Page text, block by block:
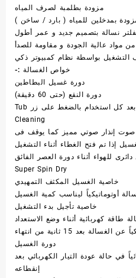
مزودة بطلمبة لصرف المياه
بمدخلين للمياه ( بارد / ساخن )
نسالة بتصميم جديد و عمر أطول
مواد عالية الجودة و مقاومة للصدأ
التشغيل بواسطة نظام كمبيوتر ذكي
خواص الغسالة :-
دورة غسيل البطاطين
دورة النقع (حتى 60 دقيقة)
يمكن تنظيف حلة الغسيل بعد كل استخدام بالضغط على زر Tub
Cleaning
صوت إنذار صوتي مميز كما يوقف فى
إذا تم فتح الغطاء أثناء التشغيل
للهواء أثناء دورة العصر الفائق
Super Spin Dry
خاصية الغسيل المكثف التمهيدي
أوتوماتيكياً ليناسب كمية الغسيل
خاصية تأجيل بدء التشغيل
طاقة كهربائية أثناء وضع الاستعداد
فصل التيار الكهربائي أوتوماتيكياً عن الغسالة بعد 15 ثانية من انتهاء
دورة الغسيل
في حالة عودة التيار الكهربائي بعد
إنقطاعه